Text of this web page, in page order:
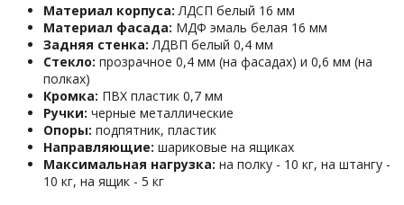
Материал корпуса: ЛДСП белый 16 мм
Материал фасада: МДФ эмаль белая 16 мм
Задняя стенка: ЛДВП белый 0,4 мм
Стекло: прозрачное 0,4 мм (на фасадах) и 0,6 мм (на
полках)
Кромка: ПВХ пластик 0,7 мм
Ручки: черные металлические
Опоры: подпятник, пластик
Направляющие: шариковые на ящиках
Максимальная нагрузка: на полку - 10 кг, на штангу -
10 кг, на ящик - 5 кг